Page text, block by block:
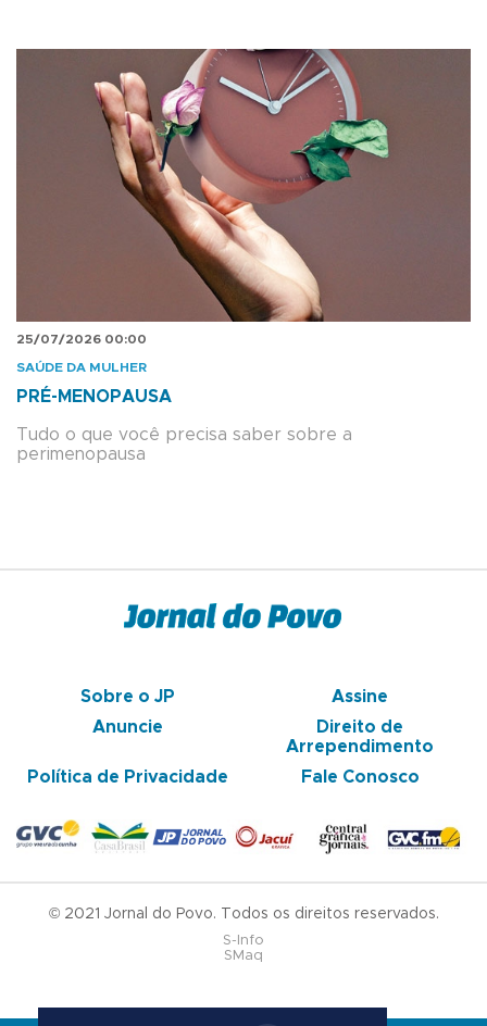
25/07/2026 00:00
SAÚDE DA MULHER
PRÉ-MENOPAUSA
Tudo o que você precisa saber sobre a
perimenopausa
Sobre o JP
Assine
Anuncie
Direito de
Arrependimento
Política de Privacidade
Fale Conosco
© 2021 Jornal do Povo. Todos os direitos reservados.
S-Info
SMaq